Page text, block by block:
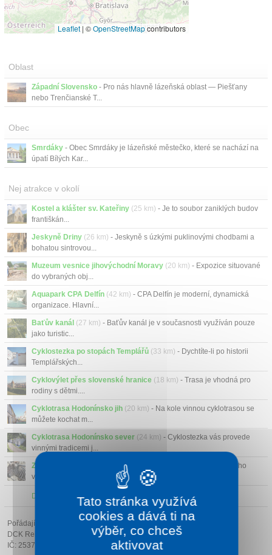
Leaflet | ©OpenStreetMapcontributors
Oblast
Západní Slovensko - Pro nás hlavně lázeňská oblast — Piešťany
nebo Trenčianské T...
Obec
Smrdáky - Obec Smrdáky je lázeňské městečko, které se nachází na
úpatí Bílých Kar...
Nej atrakce v okolí
Kostel a klášter sv. Kateřiny (25 km) - Je to soubor zaniklých budov
františkán...
Jeskyně Driny (26 km) - Jeskyně s úzkými puklinovými chodbami a
bohatou sintrovou...
Muzeum vesnice jihovýchodní Moravy (20 km) - Expozice situované
do vybraných obj...
Aquapark CPA Delfín (42 km) - CPA Delfín je moderní, dynamická
organizace. Hlavní...
Baťův kanál (27 km) - Baťův kanál je v současnosti využíván pouze
jako turistic...
Cyklostezka po stopách Templářů (33 km) - Dychtíte-li po historii
Templářských...
Cyklovýlet přes slovenské hranice (18 km) - Trasa je vhodná pro
rodiny s dětmi....
Cyklotrasa Hodonínsko jih (20 km) - Na kole vinnou cyklotrasou se
můžete kochat m...
Cyklotrasa Hodonínsko sever (24 km) - Cyklostezka vás provede
vinnými tradicemi j...
ZOO Hodonín
- Zatímco původní zookoutek v době svého
vzniku v roce 1976 č...
Další atrakce v okolí
Pořádající cestovní kancelář:
DCK Rekrea Ostrava s.r.o.
IČ: 25379178
Tato stránka využívá
cookies a dává ti na
výběr, co chceš
aktivovat